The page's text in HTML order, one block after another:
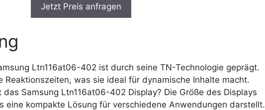
Jetzt Preis anfragen
Ltn116at06-402 ist durch seine TN-Technologie geprägt.
Reaktionszeiten, was sie ideal für dynamische Inhalte macht.
Samsung Ltn116at06-402 Display? Die Größe des Displays
eine kompakte Lösung für verschiedene Anwendungen darstellt.